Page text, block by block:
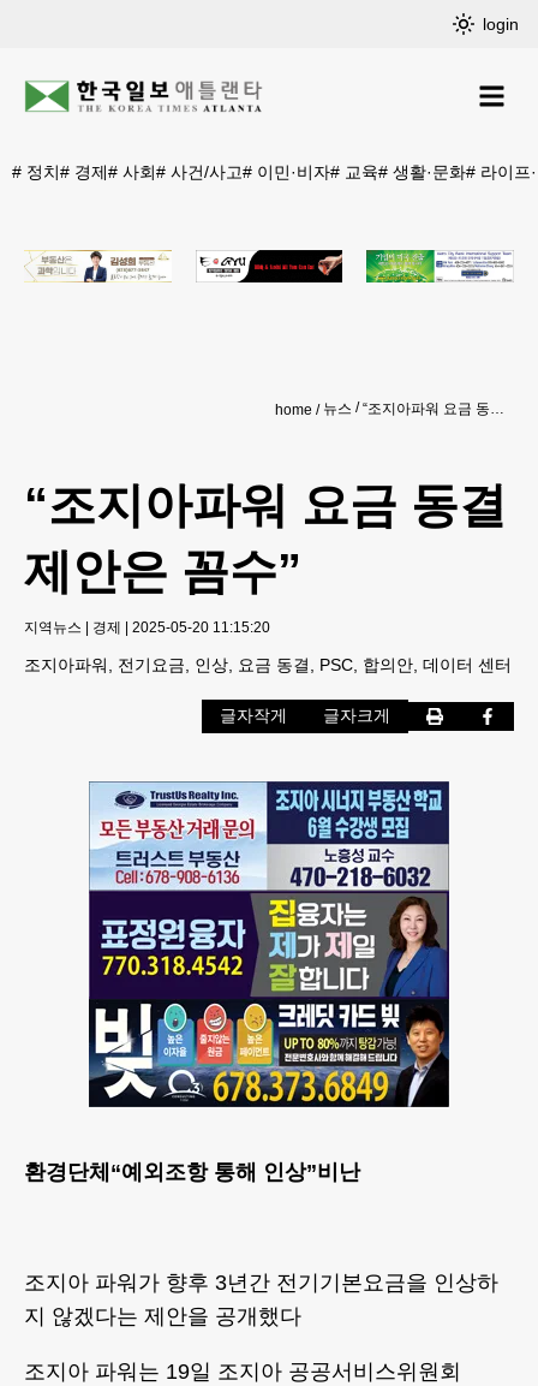
login
# 정치# 경제# 사회# 사건/사고# 이민·비자# 교육# 생활·문화# 라이프
home 뉴스 “조지아파워 요금 동결 제안은 꼼수”
“조지아파워 요금 동결
제안은 꼼수”
지역뉴스 | 경제 | 2025-05-20 11:15:20
조지아파워, 전기요금, 인상, 요금 동결, PSC, 합의안, 데이터 센터
글자작게 글자크게
환경단체“예외조항 통해 인상”비난
조지아 파워가 향후 3년간 전기기본요금을 인상하
지 않겠다는 제안을 공개했다
조지아 파워는 19일 조지아 공공서비스위원회